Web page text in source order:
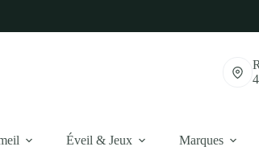
Éveil & Jeux Marques